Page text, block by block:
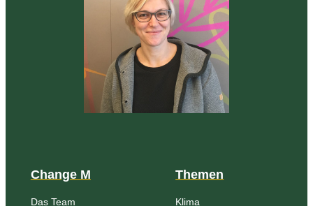
Change M
Das Team
Themen
Klima